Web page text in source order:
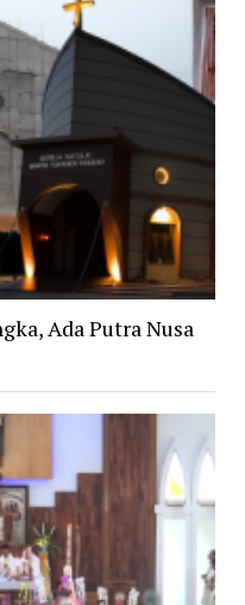
Ada Putra Nusa